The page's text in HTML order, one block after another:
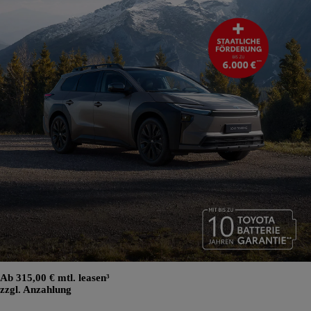
Ab 315,00 € mtl. leasen³
zzgl. Anzahlung